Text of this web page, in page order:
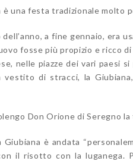
è una festa tradizionale molto
a fine gennaio, era
fosse più propizio e ricco
nelle piazze dei vari paesi
di stracci, la
Don Orione di Seregno
Giubiana è andata
il risotto con la luganega.